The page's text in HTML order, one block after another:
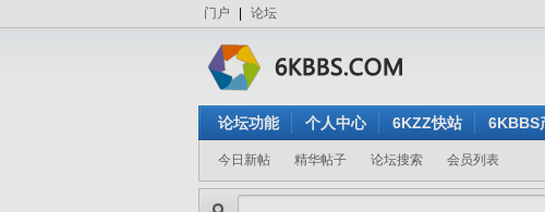
门户 论坛
论坛功能 个人中心 6KZZ快站 6KBBS
今日新帖 精华帖子 论坛搜索 会员列表